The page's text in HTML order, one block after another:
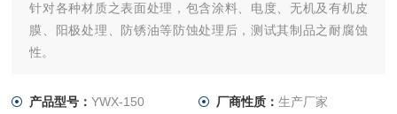
针对各种材质之表面处理，包含涂料、电度、无机及有机皮
膜、阳极处理、防锈油等防蚀处理后，测试其制品之耐腐蚀
性。
产品型号：YWX-150 厂商性质： 生产厂家